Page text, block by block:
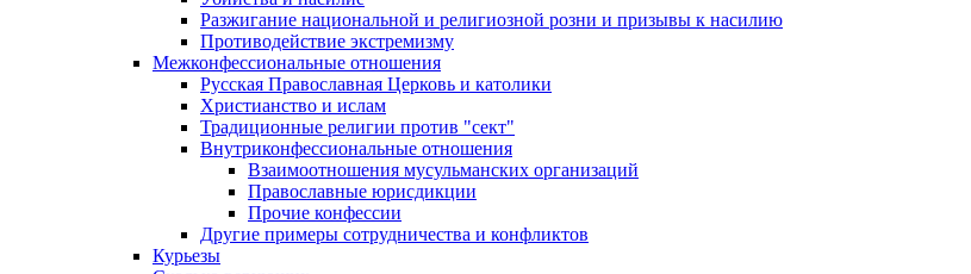
Разжигание национальной и религиозной розни и призывы к насилию
Противодействие экстремизму
Межконфессиональные отношения
Русская Православная Церковь и католики
Христианство и ислам
Традиционные религии против "сект"
Внутриконфессиональные отношения
Взаимоотношения мусульманских организаций
Православные юрисдикции
Прочие конфессии
Другие примеры сотрудничества и конфликтов
Курьезы